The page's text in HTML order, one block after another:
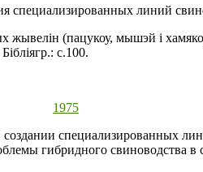
специализированных линий
жывелiн (пацукоу, мышэй i
с.100.
1975
специализированных
гибридного свиноводства в